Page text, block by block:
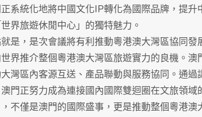
系統化地將中國文化IP轉化為國際品牌，提升
界旅遊休閒中心」的獨特魅力。
，是次會議將有利推動粵港澳大灣區協同發
界推介整個粵港澳大灣區旅遊實力的良機。
灣區內客源互送、產品聯動與服務協同。通過
門正努力成為連接國內國際雙迴圈在文旅領
，不僅是澳門的國際盛事，更是推動整個粵港